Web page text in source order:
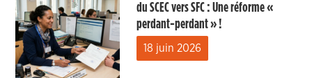
du SCEC vers SFC : Une réforme «
perdant-perdant » !
18 juin 2026